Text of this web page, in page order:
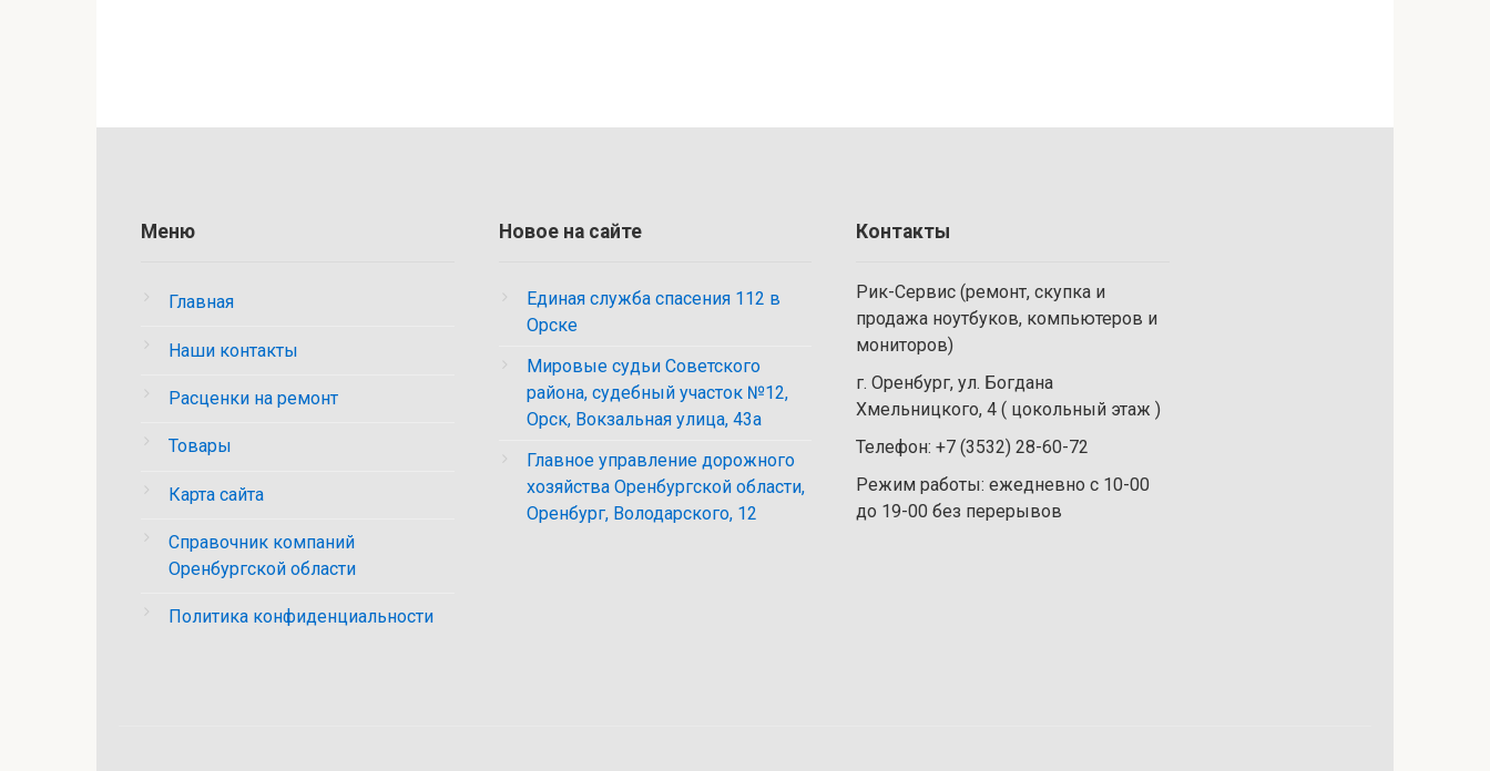
Меню
Главная
Наши контакты
Расценки на ремонт
Товары
Карта сайта
Справочник компаний
Оренбургской области
Политика конфиденциальности
Новое на сайте
Единая служба спасения 112 в
Орске
Мировые судьи Советского
района, судебный участок №12,
Орск, Вокзальная улица, 43а
Главное управление дорожного
хозяйства Оренбургской области,
Оренбург, Володарского, 12
Контакты
Рик-Сервис (ремонт, скупка и
продажа ноутбуков, компьютеров и
мониторов)
г. Оренбург, ул. Богдана
Хмельницкого, 4 ( цокольный этаж )
Телефон: +7 (3532) 28-60-72
Режим работы: ежедневно с 10-00
до 19-00 без перерывов